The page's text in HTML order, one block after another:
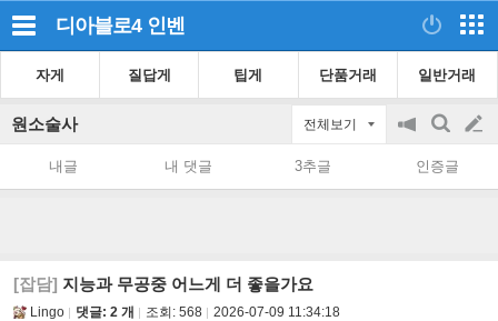
디아블로4 인벤
자게 질답게 팁게 단품거래 일반거래
원소술사 전체보기
공
on/off
검
색
글
쓰
내글 내 댓글 3추글 인증글
[잡담] 지능과 무공중 어느게 더 좋을가요
Lingo 댓글: 2 개 조회: 568 2026-07-09 11:34:18